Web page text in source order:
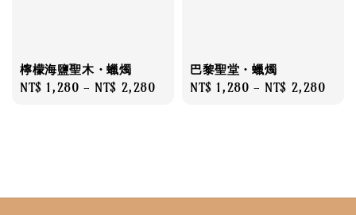
檸檬海鹽聖木・蠟燭
Regular
NT$ 1,280 - NT$ 2,280
巴黎聖堂・蠟燭
Regular
NT$ 1,280 - NT$ 2,280